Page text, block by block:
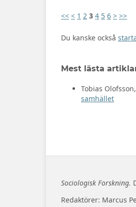
<< < 1 2 3 4 5 6 > >>
Du kanske också
Mest lästa
Tobias Olofsson,
samhället
Sociologisk Forskning.
Redaktörer: Marcus